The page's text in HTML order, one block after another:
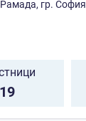
Рамада, гр. София
19